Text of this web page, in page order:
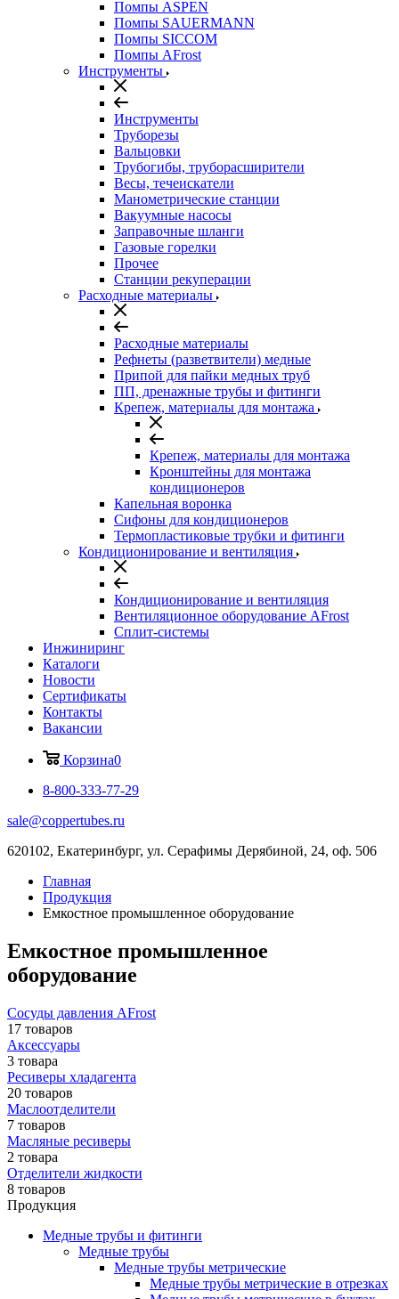
Помпы ASPEN
Помпы SAUERMANN
Помпы SICCOM
Помпы AFrost
Инструменты
Инструменты
Труборезы
Вальцовки
Трубогибы, труборасширители
Весы, течеискатели
Манометрические станции
Вакуумные насосы
Заправочные шланги
Газовые горелки
Прочее
Станции рекуперации
Расходные материалы
Расходные материалы
Рефнеты (разветвители) медные
Припой для пайки медных труб
ПП, дренажные трубы и фитинги
Крепеж, материалы для монтажа
Крепеж, материалы для монтажа
Кронштейны для монтажа
кондиционеров
Капельная воронка
Сифоны для кондиционеров
Термопластиковые трубки и фитинги
Кондиционирование и вентиляция
Кондиционирование и вентиляция
Вентиляционное оборудование AFrost
Сплит-системы
Инжиниринг
Каталоги
Новости
Сертификаты
Контакты
Вакансии
Корзина0
8-800-333-77-29
sale@coppertubes.ru
620102, Екатеринбург, ул. Серафимы Дерябиной, 24, оф. 506
Главная
Продукция
Емкостное промышленное оборудование
Емкостное промышленное
оборудование
Сосуды давления AFrost
17 товаров
Аксессуары
3 товара
Ресиверы хладагента
20 товаров
Маслоотделители
7 товаров
Масляные ресиверы
2 товара
Отделители жидкости
8 товаров
Продукция
Медные трубы и фитинги
Медные трубы
Медные трубы метрические
Медные трубы метрические в отрезках